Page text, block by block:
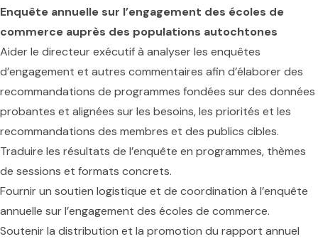
Enquête annuelle sur l’engagement des écoles de
commerce auprès des populations autochtones
Aider le directeur exécutif à analyser les enquêtes
d’engagement et autres commentaires afin d’élaborer des
recommandations de programmes fondées sur des données
probantes et alignées sur les besoins, les priorités et les
recommandations des membres et des publics cibles.
Traduire les résultats de l’enquête en programmes, thèmes
de sessions et formats concrets.
Fournir un soutien logistique et de coordination à l’enquête
annuelle sur l’engagement des écoles de commerce.
Soutenir la distribution et la promotion du rapport annuel